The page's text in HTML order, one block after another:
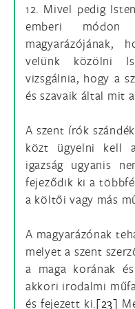
12. Mivel pedig
emberi módon
magyarázójának,
velünk közölni
vizsgálnia, hogy a
és szavaik által mit
A szent írók
közt ügyelni kell
igazság ugyanis
fejeződik ki a
a költői vagy más
A magyarázónak
melyet a szent
a maga korának
akkori irodalmi
és fejezett ki.[23]